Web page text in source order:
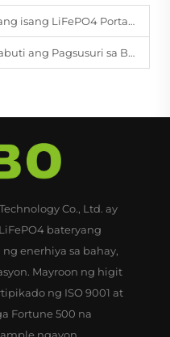
Power Station sa Malamig na Panahon?
Hybrid na Sasakyan sa Kalidad ng Pagmamanupaktura?
Co., Ltd. ay
bateryang
enerhiya sa bahay,
Mayroon ng higit
ng ISO 9001 at
Fortune 500 na